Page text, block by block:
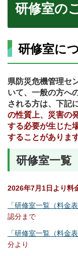
研修室の
研修室に
県防災危機管理セ
いて、一般の方へ
される方は、下記
の性質上、災害の
する必要が生じた
することがあります
研修室一覧
2026年7月1日より料
「研修室一覧（料金
認分まで
「研修室一覧（料金
分より